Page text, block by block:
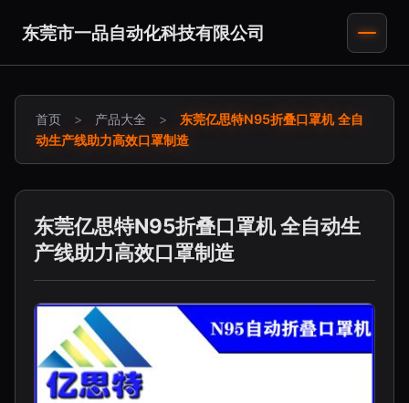
东莞市一品自动化科技有限公司
首页 > 产品大全 >
东莞亿思特N95折叠口罩机 全自
动生产线助力高效口罩制造
东莞亿思特N95折叠口罩机 全自动生
产线助力高效口罩制造